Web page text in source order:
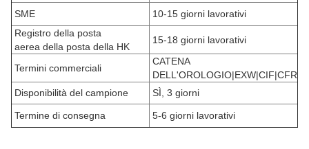
SME
10-15 giorni lavorativi
Registro della posta
aerea della posta della HK
15-18 giorni lavorativi
Termini commerciali
CATENA
DELL'OROLOGIO|EXW|CIF|CFR
Disponibilità del campione
SÌ, 3 giorni
Termine di consegna 5-6 giorni lavorativi